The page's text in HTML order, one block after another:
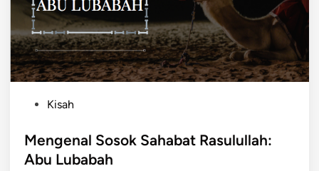
s
t
Kisah
Mengenal Sosok Sahabat Rasulullah:
Abu Lubabah